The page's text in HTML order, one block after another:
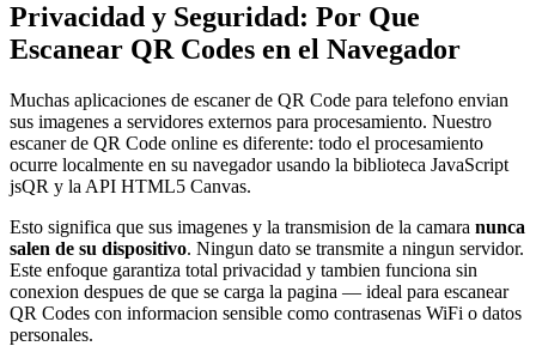
Privacidad y Seguridad: Por Que
Escanear QR Codes en el Navegador
Muchas aplicaciones de escaner de QR Code para telefono envian
sus imagenes a servidores externos para procesamiento. Nuestro
escaner de QR Code online es diferente: todo el procesamiento
ocurre localmente en su navegador usando la biblioteca JavaScript
jsQR y la API HTML5 Canvas.
Esto significa que sus imagenes y la transmision de la camara nunca
salen de su dispositivo. Ningun dato se transmite a ningun servidor.
Este enfoque garantiza total privacidad y tambien funciona sin
conexion despues de que se carga la pagina — ideal para escanear
QR Codes con informacion sensible como contrasenas WiFi o datos
personales.